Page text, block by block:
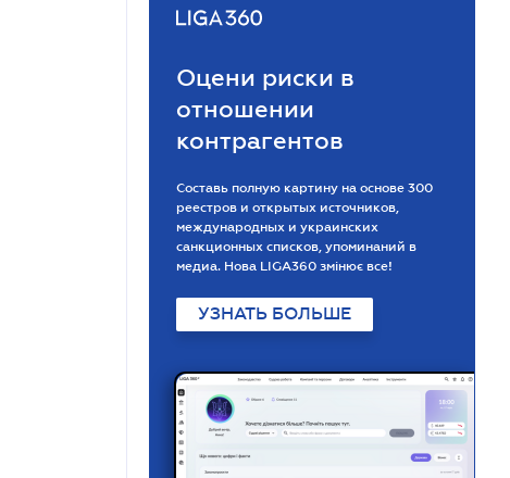
Оцени риски в
отношении
контрагентов
Составь полную картину на основе 300
реестров и открытых источников,
международных и украинских
санкционных списков, упоминаний в
медиа. Нова LIGA360 змінює все!
УЗНАТЬ БОЛЬШЕ